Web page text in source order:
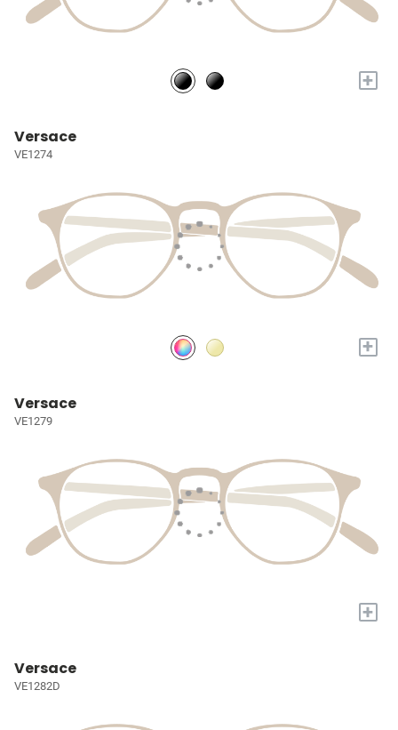
+
Versace
VE1274
+
Versace
VE1279
+
Versace
VE1282D